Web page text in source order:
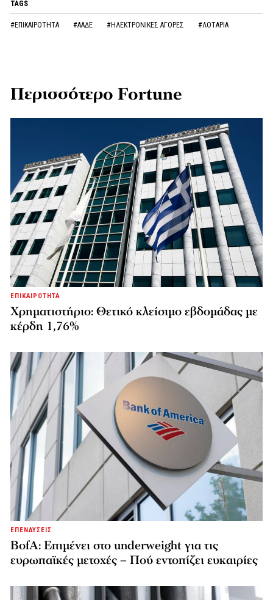
TAGS
#ΕΠΙΚΑΙΡΟΤΗΤΑ #ΑΑΔΕ #ΗΛΕΚΤΡΟΝΙΚΕΣ ΑΓΟΡΕΣ #ΛΟΤΑΡΙΑ
Περισσότερο Fortune
ΕΠΙΚΑΙΡΟΤΗΤΑ
Χρηματιστήριο: Θετικό κλείσιμο εβδομάδας με
κέρδη 1,76%
ΕΠΕΝΔΥΣΕΙΣ
BofA: Επιμένει στο underweight για τις
ευρωπαϊκές μετοχές – Πού εντοπίζει ευκαιρίες